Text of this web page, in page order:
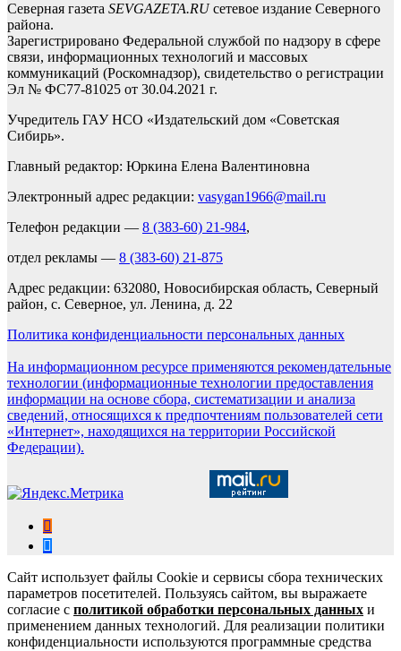
Северная газета SEVGAZETA.RUсетевое издание Северного
района.
Зарегистрировано Федеральной службой по надзору в сфере
связи, информационных технологий и массовых
коммуникаций (Роскомнадзор), свидетельство о регистрации
Эл № ФС77-81025 от 30.04.2021 г.
Учредитель ГАУ НСО «Издательский дом «Советская
Сибирь».
Главный редактор: Юркина Елена Валентиновна
Электронный адрес редакции: vasygan1966@mail.ru
Телефон редакции — 8 (383-60) 21-984,
отдел рекламы — 8 (383-60) 21-875
Адрес редакции: 632080, Новосибирская область, Северный
район, с. Северное, ул. Ленина, д. 22
Политика конфиденциальности персональных данных
На информационном ресурсе применяются рекомендательные
технологии (информационные технологии предоставления
информации на основе сбора, систематизации и анализа
сведений, относящихся к предпочтениям пользователей сети
«Интернет», находящихся на территории Российской
Федерации).
Сайт использует файлы Cookie и сервисы сбора технических
параметров посетителей. Пользуясь сайтом, вы выражаете
согласие с политикой обработки персональных данных и
применением данных технологий. Для реализации политики
конфиденциальности используются программные средства